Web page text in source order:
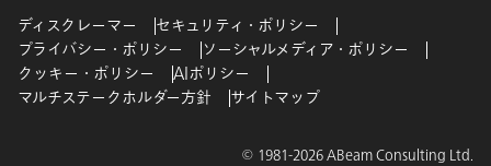
ディスクレーマー
セキュリティ・ポリシー
プライバシー・ポリシー
ソーシャルメディア・ポリシー
クッキー・ポリシー
AIポリシー
マルチステークホルダー方針
サイトマップ
© 1981-2026 ABeam Consulting Ltd.